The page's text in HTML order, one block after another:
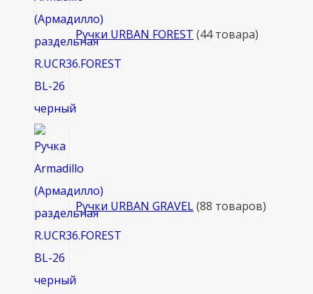
Ручки URBAN FOREST 44 товара
Ручки URBAN GRAVEL 88 товаров